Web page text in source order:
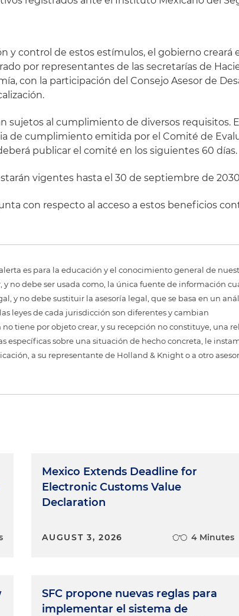
y control de estos estímulos, el gobierno creará
por representantes de las secretarías de
con la participación del Consejo Asesor de
sujetos al cumplimiento de diversos requisitos.
de cumplimiento emitida por el Comité de
publicar el comité en los siguientes 60 días.
vigentes hasta el 30 de septiembre de
con respecto al acceso a estos beneficios
es para la educación y el conocimiento general de
y no debe ser usada como, la única fuente de información
y no debe sustituir la asesoría legal, que se basa en un
leyes de cada jurisdicción son diferentes y cambian
tiene por objeto crear, y su recepción no constituye, una
específicas sobre una situación de hecho concreta, le
a su representante de Holland & Knight o a otro
Mexico Extends Deadline for
Electronic Customs Value
Declaration
AUGUST 3, 2026 4 Minutes
SFC propone nuevas reglas para
implementar el sistema de